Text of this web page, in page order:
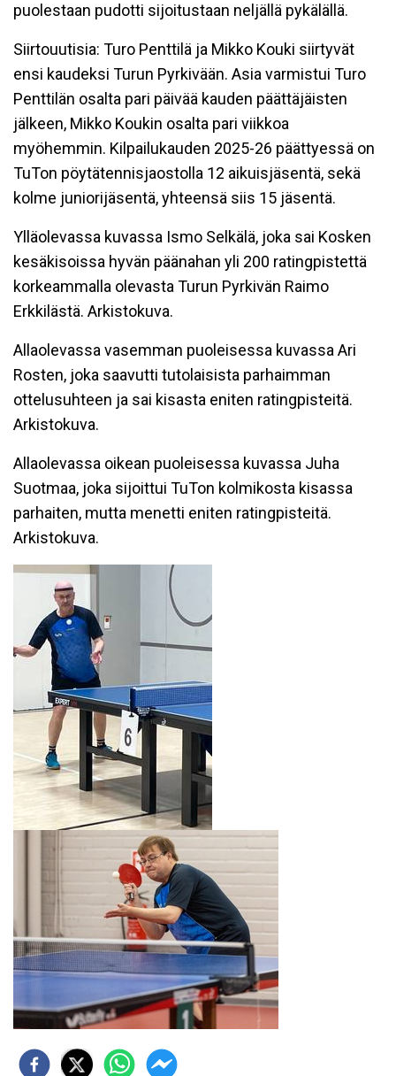
puolestaan pudotti sijoitustaan neljällä pykälällä.
Siirtouutisia: Turo Penttilä ja Mikko Kouki siirtyvät
ensi kaudeksi Turun Pyrkivään. Asia varmistui Turo
Penttilän osalta pari päivää kauden päättäjäisten
jälkeen, Mikko Koukin osalta pari viikkoa
myöhemmin. Kilpailukauden 2025-26 päättyessä on
TuTon pöytätennisjaostolla 12 aikuisjäsentä, sekä
kolme juniorijäsentä, yhteensä siis 15 jäsentä.
Ylläolevassa kuvassa Ismo Selkälä, joka sai Kosken
kesäkisoissa hyvän päänahan yli 200 ratingpistettä
korkeammalla olevasta Turun Pyrkivän Raimo
Erkkilästä. Arkistokuva.
Allaolevassa vasemman puoleisessa kuvassa Ari
Rosten, joka saavutti tutolaisista parhaimman
ottelusuhteen ja sai kisasta eniten ratingpisteitä.
Arkistokuva.
Allaolevassa oikean puoleisessa kuvassa Juha
Suotmaa, joka sijoittui TuTon kolmikosta kisassa
parhaiten, mutta menetti eniten ratingpisteitä.
Arkistokuva.